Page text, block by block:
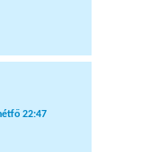
22:47